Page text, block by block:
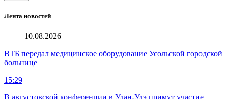
Лента новостей
10.08.2026
ВТБ передал медицинское оборудование Усольской городской
больнице
15:29
В августовской конференции в Улан-Удэ примут участие